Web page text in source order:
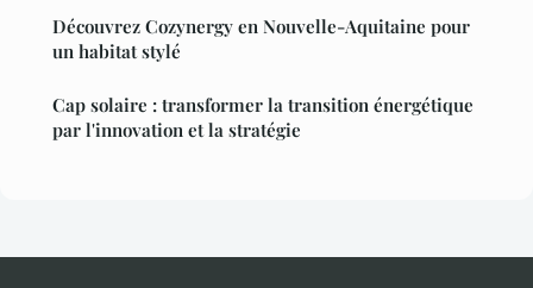
Découvrez Cozynergy en Nouvelle-Aquitaine pour
un habitat stylé
Cap solaire : transformer la transition énergétique
par l'innovation et la stratégie